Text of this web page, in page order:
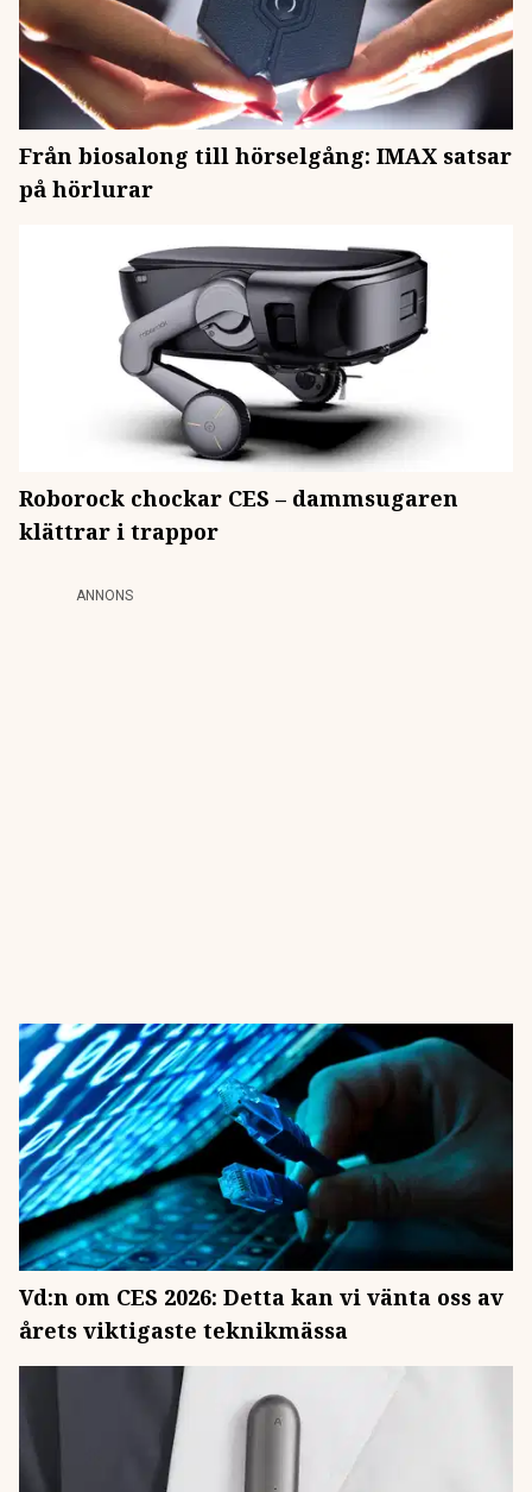
Från biosalong till hörselgång: IMAX satsar
på hörlurar
Roborock chockar CES – dammsugaren
klättrar i trappor
ANNONS
Vd:n om CES 2026: Detta kan vi vänta oss av
årets viktigaste teknikmässa